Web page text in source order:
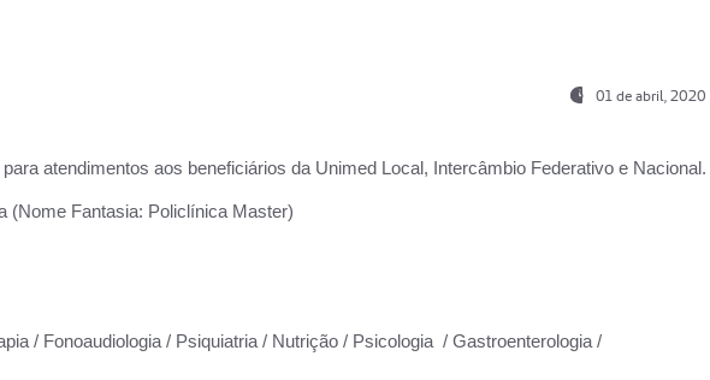
01 de abril, 2020
atendimentos aos beneficiários da Unimed Local, Intercâmbio Federativo e Nacional.
(Nome Fantasia: Policlínica Master)
/ Fonoaudiologia / Psiquiatria / Nutrição / Psicologia / Gastroenterologia /